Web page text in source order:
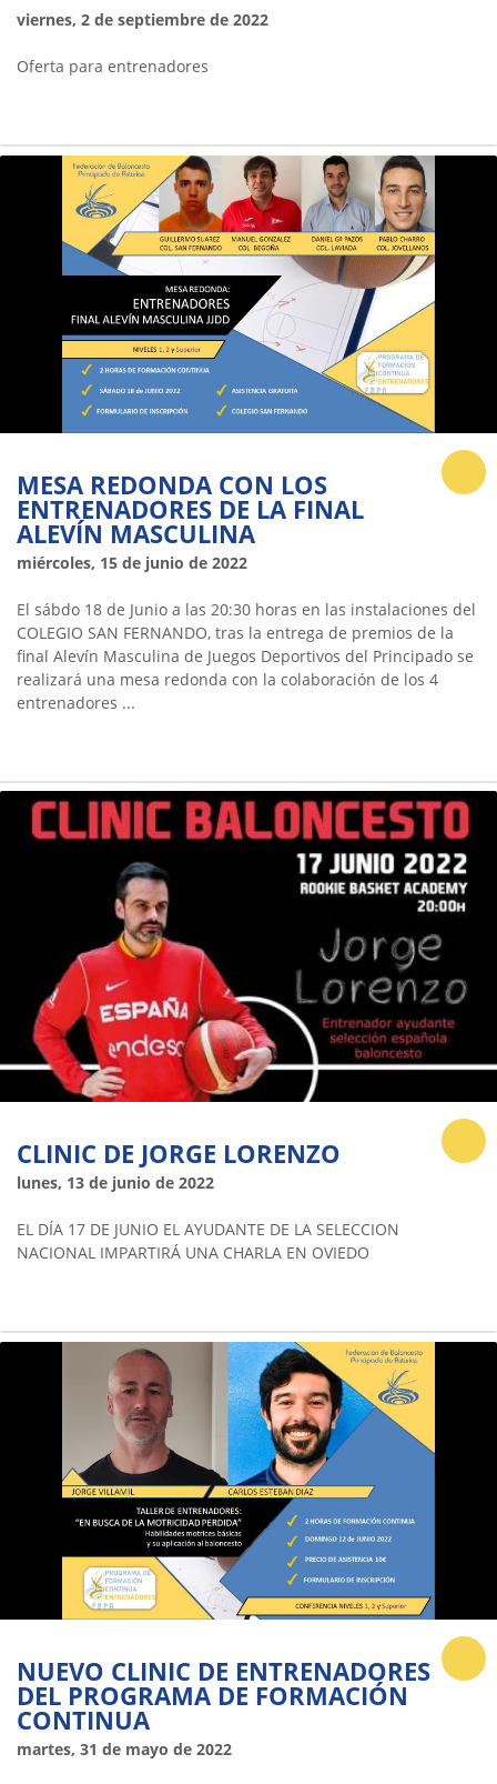
viernes, 2 de septiembre de 2022
Oferta para entrenadores
MESA REDONDA CON LOS
ENTRENADORES DE LA FINAL
ALEVÍN MASCULINA
miércoles, 15 de junio de 2022
El sábdo 18 de Junio a las 20:30 horas en las instalaciones del
COLEGIO SAN FERNANDO, tras la entrega de premios de la
final Alevín Masculina de Juegos Deportivos del Principado se
realizará una mesa redonda con la colaboración de los 4
entrenadores ...
CLINIC DE JORGE LORENZO
lunes, 13 de junio de 2022
EL DÍA 17 DE JUNIO EL AYUDANTE DE LA SELECCION
NACIONAL IMPARTIRÁ UNA CHARLA EN OVIEDO
NUEVO CLINIC DE ENTRENADORES
DEL PROGRAMA DE FORMACIÓN
CONTINUA
martes, 31 de mayo de 2022